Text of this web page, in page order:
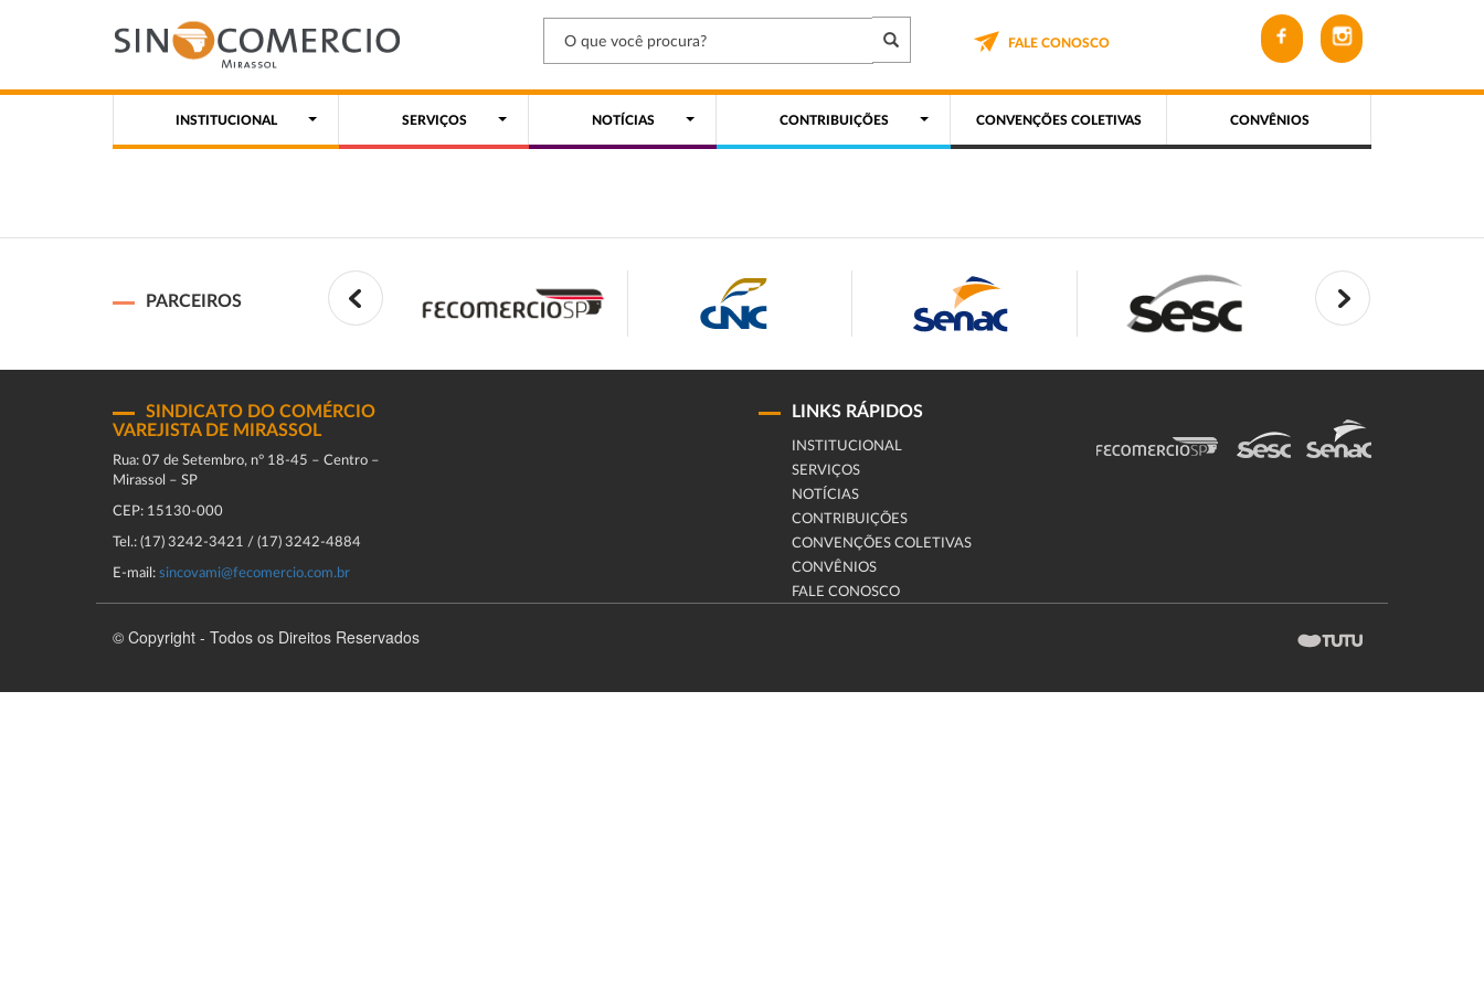
FALE CONOSCO
INSTITUCIONAL SERVIÇOS NOTÍCIAS CONTRIBUIÇÕES CONVENÇÕES COLETIVAS CONVÊNIOS
PARCEIROS
SINDICATO DO COMÉRCIO
VAREJISTA DE MIRASSOL
Rua: 07 de Setembro, n° 18-45 – Centro –
Mirassol – SP
CEP: 15130-000
Tel.: (17) 3242-3421 / (17) 3242-4884
E-mail: sincovami@fecomercio.com.br
LINKS RÁPIDOS
INSTITUCIONAL
SERVIÇOS
NOTÍCIAS
CONTRIBUIÇÕES
CONVENÇÕES COLETIVAS
CONVÊNIOS
FALE CONOSCO
© Copyright - Todos os Direitos Reservados